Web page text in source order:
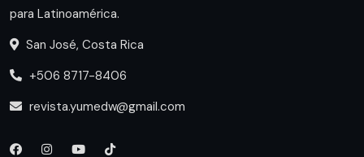
para Latinoamérica.
San José, Costa Rica
+506 8717-8406
revista.yumedw@gmail.com